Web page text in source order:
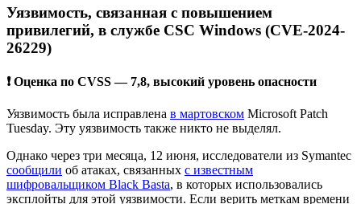
Уязвимость, связанная с повышением
привилегий, в службе CSC Windows (CVE-2024-
26229)
❗ Оценка по CVSS — 7,8, высокий уровень опасности
Уязвимость была исправлена в мартовском Microsoft Patch
Tuesday. Эту уязвимость также никто не выделял.
Однако через три месяца, 12 июня, исследователи из Symantec
сообщили об атаках, связанных с известным
шифровальщиком Black Basta, в которых использовались
эксплойты для этой уязвимости. Если верить меткам времени